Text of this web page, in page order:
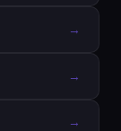
→
→
→